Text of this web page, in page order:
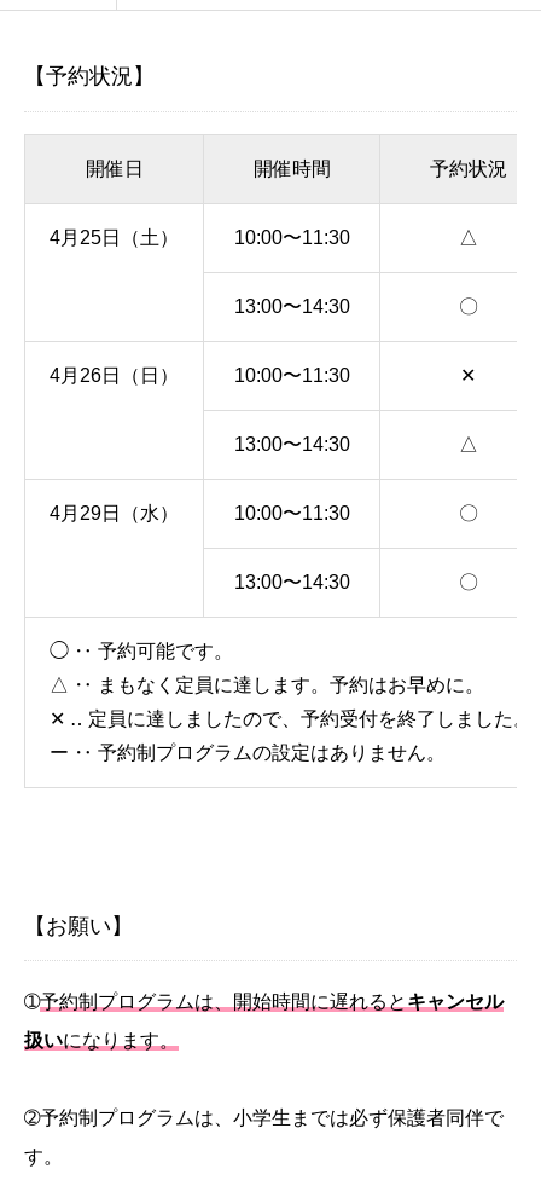
【予約状況】
開催日 開催時間 予約状況
4月25日（土） 10:00〜11:30 △
13:00〜14:30 〇
4月26日（日） 10:00〜11:30 ✕
13:00〜14:30 △
4月29日（水） 10:00〜11:30 〇
13:00〜14:30 〇
◯ ‥ 予約可能です。
△ ‥ まもなく定員に達します。予約はお早めに。
✕ ‥ 定員に達しましたので、予約受付を終了しました。
ー ‥ 予約制プログラムの設定はありません。
【お願い】
➀予約制プログラムは、開始時間に遅れると キャンセル
扱いになります。
➁予約制プログラムは、小学生までは必ず保護者同伴で
す。